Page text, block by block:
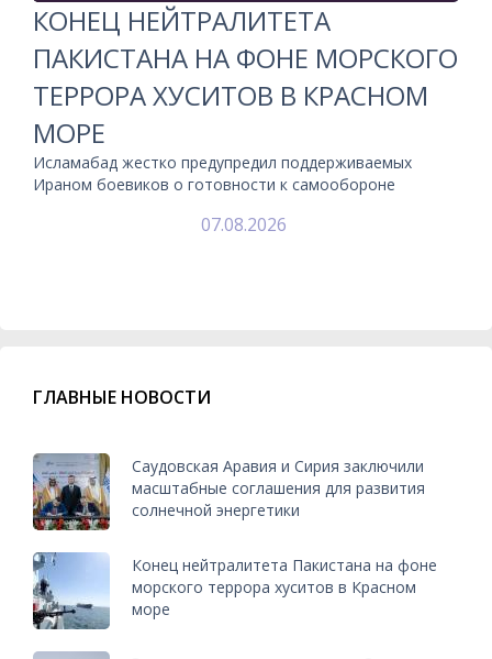
КОНЕЦ НЕЙТРАЛИТЕТА
ПАКИСТАНА НА ФОНЕ МОРСКОГО
ТЕРРОРА ХУСИТОВ В КРАСНОМ
МОРЕ
Исламабад жестко предупредил поддерживаемых
Ираном боевиков о готовности к самообороне
07.08.2026
ГЛАВНЫЕ НОВОСТИ
Саудовская Аравия и Сирия заключили
масштабные соглашения для развития
солнечной энергетики
Конец нейтралитета Пакистана на фоне
морского террора хуситов в Красном
море